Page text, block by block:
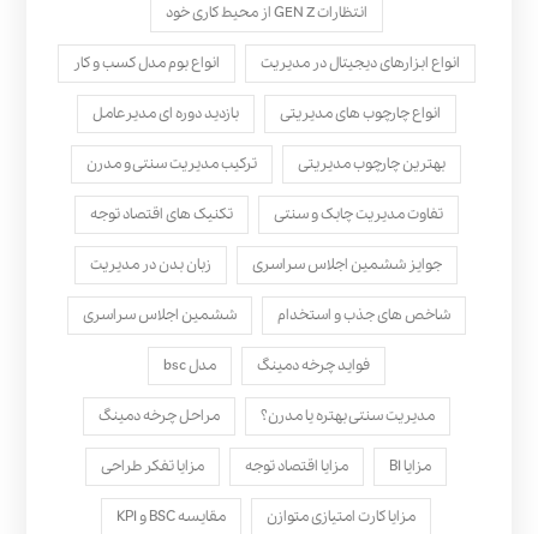
انتظارات GEN Z از محیط کاری خود
انواع ابزارهای دیجیتال در مدیریت انواع بوم مدل کسب‌ و کار
انواع چارچوب های مدیریتی بازدید دوره ای مدیرعامل
بهترین چارچوب مدیریتی ترکیب مدیریت سنتی و مدرن
تفاوت مدیریت چابک و سنتی تکنیک های اقتصاد توجه
جوایز ششمین اجلاس سراسری زبان بدن در مدیریت
شاخص های جذب و استخدام ششمین اجلاس سراسری
فواید چرخه دمینگ مدل bsc
مدیریت سنتی بهتره یا مدرن؟ مراحل چرخه دمینگ
مزایا BI مزایا اقتصاد توجه مزایا تفکر طراحی
مزایا کارت امتیازی متوازن مقایسه BSC و KPI